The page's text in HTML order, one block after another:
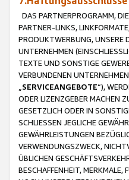
DAS PARTNERPROGRAMM,
PARTNER-LINKS,
PRODUKTWERBUNG, UNSERE
UNTERNEHMEN
TEXTE UND SONSTIGE
VERBUNDENEN
SERVICEANGEBOTE“),
ODER LIZENZGEBER MACHEN
GESETZLICH ODER IN
SCHLIESSEN JEGLICHE
GEWÄHRLEISTUNGEN
VERWENDUNGSZWECK,
ÜBLICHEN
BESCHAFFENHEIT,